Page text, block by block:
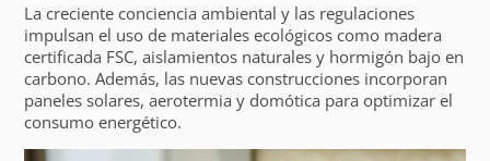
La creciente conciencia ambiental y las regulaciones
impulsan el uso de materiales ecológicos como madera
certificada FSC, aislamientos naturales y hormigón bajo en
carbono. Además, las nuevas construcciones incorporan
paneles solares, aerotermia y domótica para optimizar el
consumo energético.